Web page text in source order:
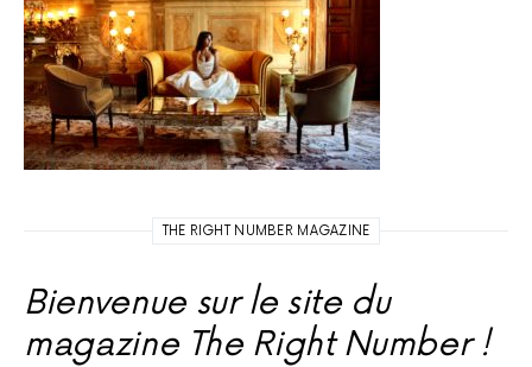
THE RIGHT NUMBER MAGAZINE
Bienvenue sur le site du
magazine The Right Number !